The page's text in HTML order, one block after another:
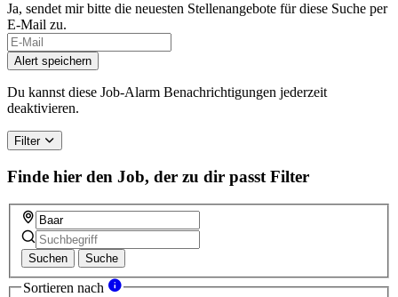
Ja, sendet mir bitte die neuesten Stellenangebote für diese Suche per
E-Mail zu.
If
you
are
a
human,
this
field
Alert speichern
Du kannst diese Job-Alarm Benachrichtigungen jederzeit
deaktivieren.
Filter
Finde hier den Job, der zu dir passt Filter
Suchen Suche
Sortieren nach